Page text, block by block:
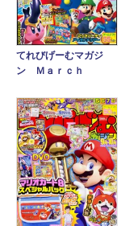
てれびげーむマガジ
ン Ｍａｒｃｈ